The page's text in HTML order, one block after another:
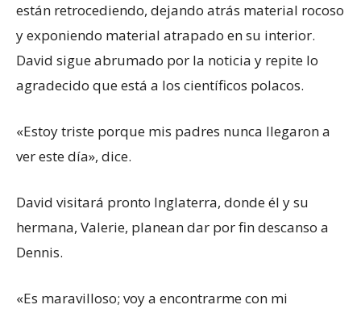
están retrocediendo, dejando atrás material rocoso
y exponiendo material atrapado en su interior.
David sigue abrumado por la noticia y repite lo
agradecido que está a los científicos polacos.
«Estoy triste porque mis padres nunca llegaron a
ver este día», dice.
David visitará pronto Inglaterra, donde él y su
hermana, Valerie, planean dar por fin descanso a
Dennis.
«Es maravilloso; voy a encontrarme con mi